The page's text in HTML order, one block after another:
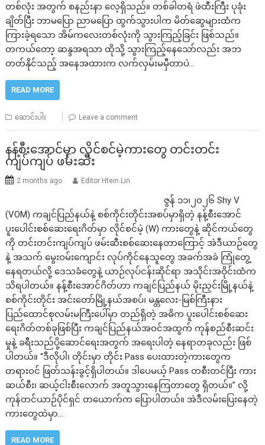
တစ်လုံး အတွက် စနည်းနာ လေ့ရှိသည်။ တစ်ခါတရံ ဖဲထီးကြီး ပုခုံး
ချိတ်ပြီး ဘာမပြော ညာမပြော ထွက်သွားပါက မိတ်ဆွေများထံက
ကြားခဲ့ရသော အိမ်ကလေးတစ်လုံးကို သွားကြည့်ခြင်း ဖြစ်သည်။
တကယ်တော့ ဆန္ဒအရသာ ထိုသို့ သွားကြည့်နေသော်လည်း အဘ
တတ်နိုင်သည့် အနေအထားက လက်လှမ်းမမှီတာပဲ…
READ MORE
ဆောင်းပါး Leave a comment
နန့်စီးအောင်မှာ လိုင်စင်မဲ့ကားတွေ တင်းတင်း
ကျပ်ကျပ် ဖမ်းဆီး
2 months ago Editor Htein Lin
ဇွန် ၁၁၊၂၀၂၆ Shy V
(VOM) ကချင်ပြည်နယ်နဲ့ စစ်ကိုင်းတိုင်းအစပ်မှာရှိတဲ့ နန့်စီးအောင်
ပူးပေါင်းစစ်ဆေးရေးဂိတ်မှာ လိုင်စင်မဲ့ (W) ကားတွေနဲ့ ဆိုင်ကယ်တွေ
ကို တင်းတင်းကျပ်ကျပ် ဖမ်းဆီးစစ်ဆေးနေတာကြောင့် အဲဒီယာဉ်တွေ
နဲ့ အသက် မွေးဝမ်းကျောင်း လုပ်ကိုင်နေသူတွေ အခက်အခဲ ကြုံတွေ့
နေရတယ်လို့ ဒေသခံတွေနဲ့ ယာဉ်လုပ်ငန်းဆိုင်ရာ အသိုင်းအဝိုင်းထံက
သိရပါတယ်။ နန့်စီးအောင်ဂိတ်ဟာ ကချင်ပြည်နယ် မိုးညှင်းမြို့နယ်နဲ့
စစ်ကိုင်းတိုင်း အင်းတော်မြို့နယ်အစပ်၊ မန္တလေး-မြစ်ကြီးနား
ပြည်ထောင်စုလမ်းမကြီးပေါ်မှာ တည်ရှိတဲ့ အဓိက ပူးပေါင်းစစ်ဆေး
ရေးဂိတ်တစ်ခုဖြစ်ပြီး ကချင်ပြည်နယ်အဝင်အထွက် ကုန်စည်စီးဆင်း
မှုနဲ့ ခရီးသည်ပို့ဆောင်ရေးအတွက် အရေးပါတဲ့ နေရာတခုလည်း ဖြစ်
ပါတယ်။ “ဒီလိုပါ၊ တိုင်းမှာ တိုင်း Pass ပေးထားတဲ့ကားတွေက
တရားဝင် ဖြတ်သန်းခွင့်ရှိပါတယ်။ ဒါပေမယ့် Pass တစီးတင်ပြီး ကား
ဆယ်စီး၊ ဆယ့်ငါးစီးလောက် အတူသွားနေကြတာတွေ ရှိတယ်။” လို့
ကုန်တင်ယာဉ်ပိုင်ရှင် တယောက်က ပြောပါတယ်။ အဲဒီလမ်းပြေးနေတဲ့
ကားတွေထဲမှာ…
READ MORE